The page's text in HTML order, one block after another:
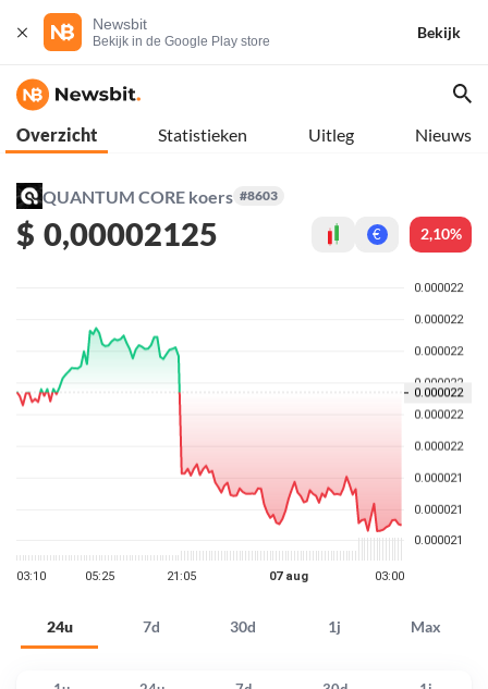
Newsbit
Bekijk in de Google Play store
Bekijk
Overzicht Statistieken Uitleg Nieuws
QUANTUM CORE koers #8603
$ 0,00002125 € 2,10%
24u 7d 30d 1j Max